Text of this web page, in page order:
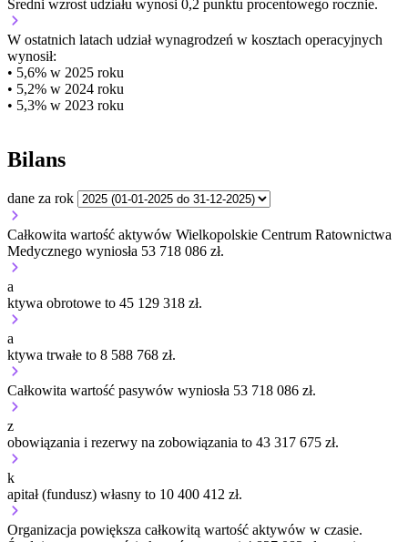
Średni wzrost udziału wynosi 0,2 punktu procentowego rocznie.
W ostatnich latach udział wynagrodzeń w kosztach operacyjnych
wynosił:
• 5,6% w 2025 roku
• 5,2% w 2024 roku
• 5,3% w 2023 roku
Bilans
dane za rok
Całkowita wartość aktywów Wielkopolskie Centrum Ratownictwa
Medycznego wyniosła 53 718 086 zł.
a
ktywa obrotowe to 45 129 318 zł.
a
ktywa trwałe to 8 588 768 zł.
Całkowita wartość pasywów wyniosła 53 718 086 zł.
z
obowiązania i rezerwy na zobowiązania to 43 317 675 zł.
k
apitał (fundusz) własny to 10 400 412 zł.
Organizacja powiększa całkowitą wartość aktywów w czasie.